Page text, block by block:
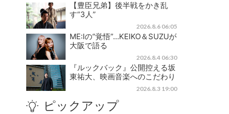
【豊臣兄弟】後半戦をかき乱
す“3人”
2026.8.6 06:05
ME:Iの“覚悟”…KEIKO＆SUZUが
大阪で語る
2026.8.4 06:30
『ルックバック』公開控える坂
東祐大、映画音楽へのこだわり
2026.8.3 19:00
ピックアップ